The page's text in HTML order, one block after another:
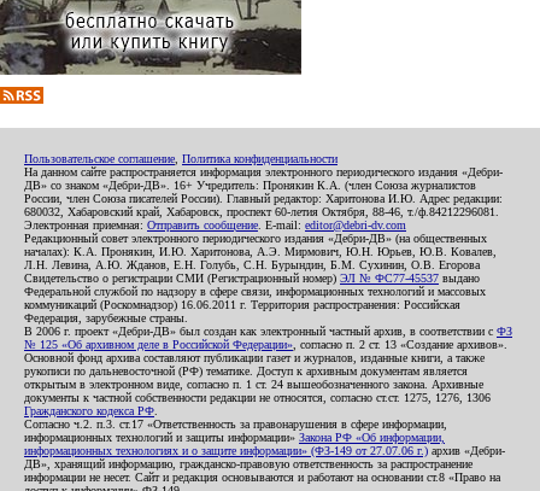
Пользовательское соглашение Политика конфиденциальности
На данном сайте распространяется информация электронного периодического издания «Дебри-
ДВ» со знаком «Дебри-ДВ». 16+ Учредитель: Пронякин К.А. (член Союза журналистов
России, член Союза писателей России). Главный редактор: Харитонова И.Ю. Адрес редакции:
680032, Хабаровский край, Хабаровск, проспект 60-летия Октября, 88-46, т./ф.84212296081.
Электронная приемная: Отправить сообщение . E-mail: editor@debri-dv.com
Редакционный совет электронного периодического издания «Дебри-ДВ» (на общественных
началах): К.А. Пронякин, И.Ю. Харитонова, А.Э. Мирмович, Ю.Н. Юрьев, Ю.В. Ковалев,
Л.Н. Левина, А.Ю. Жданов, Е.Н. Голубь, С.Н. Бурындин, Б.М. Сухинин, О.В. Егорова
Свидетельство о регистрации СМИ (Регистрационный номер) ЭЛ № ФС77-45537 выдано
Федеральной службой по надзору в сфере связи, информационных технологий и массовых
коммуникаций (Роскомнадзор) 16.06.2011 г. Территория распространения: Российская
Федерация, зарубежные страны.
В 2006 г. проект «Дебри-ДВ» был создан как электронный частный архив, в соответствии с ФЗ
№ 125 «Об архивном деле в Российской Федерации» , согласно п. 2 ст. 13 «Создание архивов».
Основной фонд архива составляют публикации газет и журналов, изданные книги, а также
рукописи по дальневосточной (РФ) тематике. Доступ к архивным документам является
открытым в электронном виде, согласно п. 1 ст. 24 вышеобозначенного закона. Архивные
документы к частной собственности редакции не относятся, согласно ст.ст. 1275, 1276, 1306
Гражданского кодекса РФ
Согласно ч.2. п.3. ст.17 «Ответственность за правонарушения в сфере информации,
информационных технологий и защиты информации» Закона РФ «Об информации,
информационных технологиях и о защите информации» (ФЗ-149 от 27.07.06 г.) архив «Дебри-
ДВ», хранящий информацию, гражданско-правовую ответственность за распространение
информации не несет. Сайт и редакция основываются и работают на основании ст.8 «Право на